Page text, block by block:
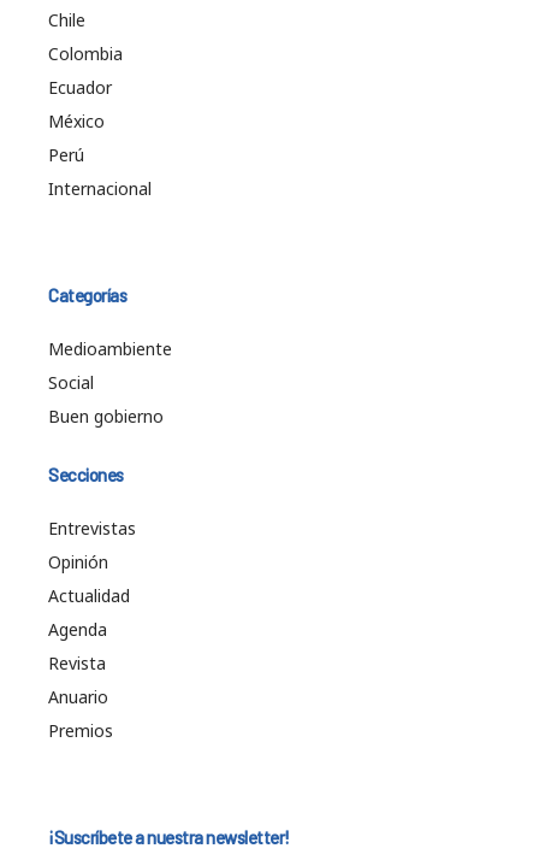
Chile
Colombia
Ecuador
México
Perú
Internacional
Categorías
Medioambiente
Social
Buen gobierno
Secciones
Entrevistas
Opinión
Actualidad
Agenda
Revista
Anuario
Premios
¡Suscríbete a nuestra newsletter!